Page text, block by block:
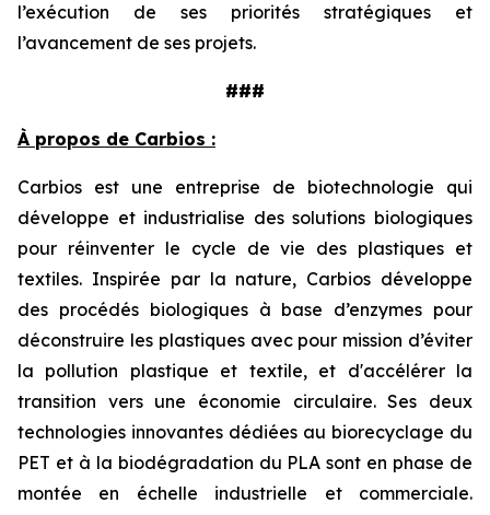
l’exécution de ses priorités stratégiques et
l’avancement de ses projets.
###
À propos de Carbios :
Carbios est une entreprise de biotechnologie qui
développe et industrialise des solutions biologiques
pour réinventer le cycle de vie des plastiques et
textiles. Inspirée par la nature, Carbios développe
des procédés biologiques à base d’enzymes pour
déconstruire les plastiques avec pour mission d’éviter
la pollution plastique et textile, et d'accélérer la
transition vers une économie circulaire. Ses deux
technologies innovantes dédiées au biorecyclage du
PET et à la biodégradation du PLA sont en phase de
montée en échelle industrielle et commerciale.